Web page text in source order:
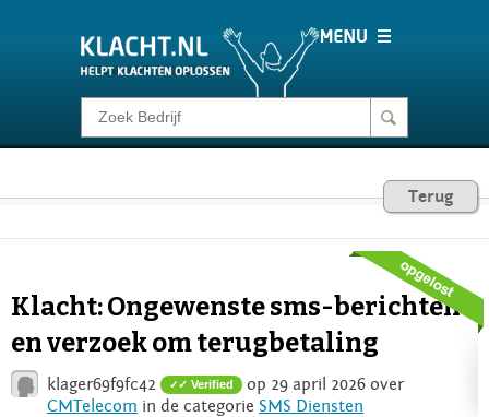
Klacht melden
Consumentenrecht
Voor Bedrijven
Login
Terug
Klacht: Ongewenste sms-berichten
en verzoek om terugbetaling
klager69f9fc42 ✓ Verified
op 29 april 2026 over
CMTelecom in de categorie SMS Diensten